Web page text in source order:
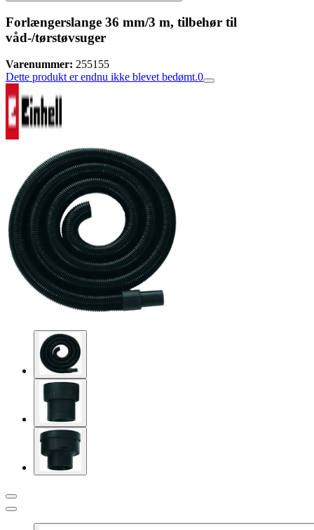
Forlængerslange 36 mm/3 m, tilbehør til
våd-/tørstøvsuger
Varenummer: 255155
Dette produkt er endnu ikke blevet bedømt.0